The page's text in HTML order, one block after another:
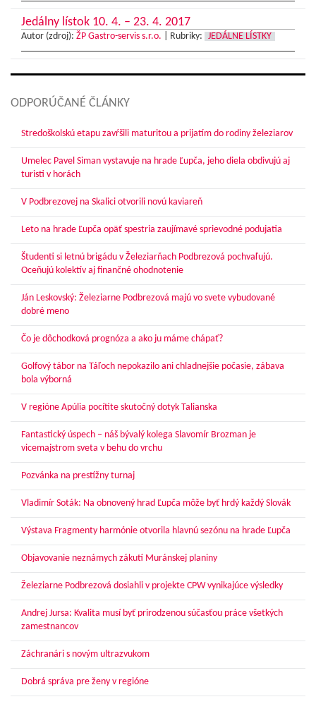
Jedálny lístok 10. 4. – 23. 4. 2017
Autor (zdroj): ŽP Gastro-servis s.r.o. Rubriky: JEDÁLNE LÍSTKY
ODPORÚČANÉ ČLÁNKY
Stredoškolskú etapu zavŕšili maturitou a prijatím do rodiny železiarov
Umelec Pavel Siman vystavuje na hrade Ľupča, jeho diela obdivujú aj
turisti v horách
V Podbrezovej na Skalici otvorili novú kaviareň
Leto na hrade Ľupča opäť spestria zaujímavé sprievodné podujatia
Študenti si letnú brigádu v Železiarňach Podbrezová pochvaľujú.
Oceňujú kolektív aj finančné ohodnotenie
Ján Leskovský: Železiarne Podbrezová majú vo svete vybudované
dobré meno
Čo je dôchodková prognóza a ako ju máme chápať?
Golfový tábor na Táľoch nepokazilo ani chladnejšie počasie, zábava
bola výborná
V regióne Apúlia pocítite skutočný dotyk Talianska
Fantastický úspech – náš bývalý kolega Slavomír Brozman je
vicemajstrom sveta v behu do vrchu
Pozvánka na prestížny turnaj
Vladimír Soták: Na obnovený hrad Ľupča môže byť hrdý každý Slovák
Výstava Fragmenty harmónie otvorila hlavnú sezónu na hrade Ľupča
Objavovanie neznámych zákutí Muránskej planiny
Železiarne Podbrezová dosiahli v projekte CPW vynikajúce výsledky
Andrej Jursa: Kvalita musí byť prirodzenou súčasťou práce všetkých
zamestnancov
Záchranári s novým ultrazvukom
Dobrá správa pre ženy v regióne